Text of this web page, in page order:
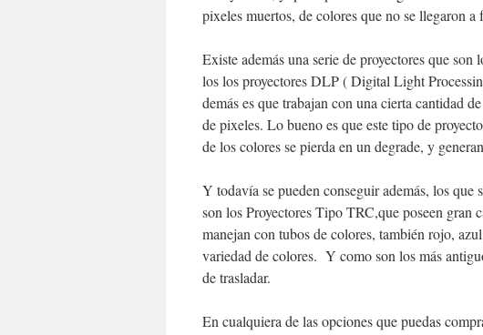
pixeles muertos, de colores que no se llegaron a
Existe además una serie de proyectores que
los los proyectores DLP ( Digital Light
demás es que trabajan con una cierta cantidad
de pixeles. Lo bueno es que este tipo de
de los colores se pierda en un degrade, y
Y todavía se pueden conseguir además, los que
son los Proyectores Tipo TRC,que poseen gran
manejan con tubos de colores, también rojo,
variedad de colores. Y como son los más
de trasladar.
En cualquiera de las opciones que puedas